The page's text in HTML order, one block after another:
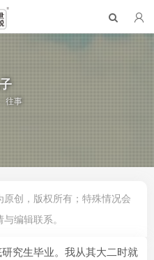
往事
原创，版权所有；特殊情况会
编辑联系。
究生毕业。我从其大二时就